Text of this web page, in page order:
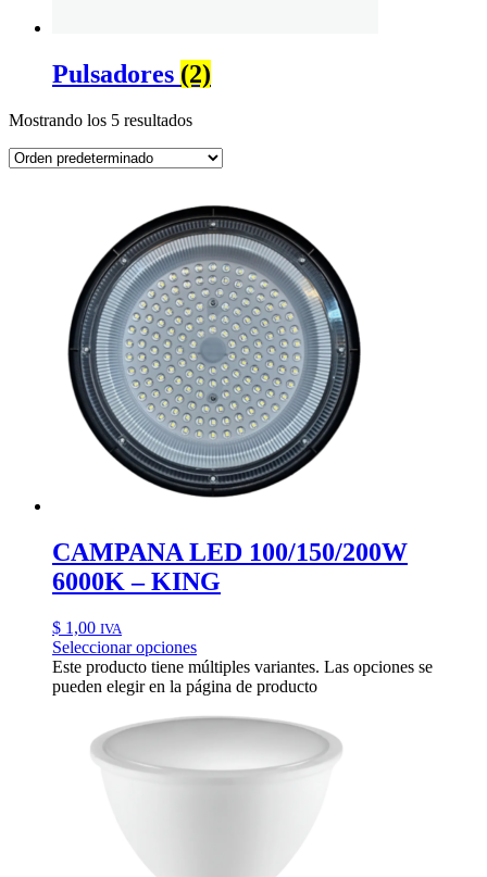
Pulsadores (2)
Mostrando los 5 resultados
CAMPANA LED 100/150/200W
6000K – KING
$ 1,00 IVA
Seleccionar opciones
Este producto tiene múltiples variantes. Las opciones se
pueden elegir en la página de producto